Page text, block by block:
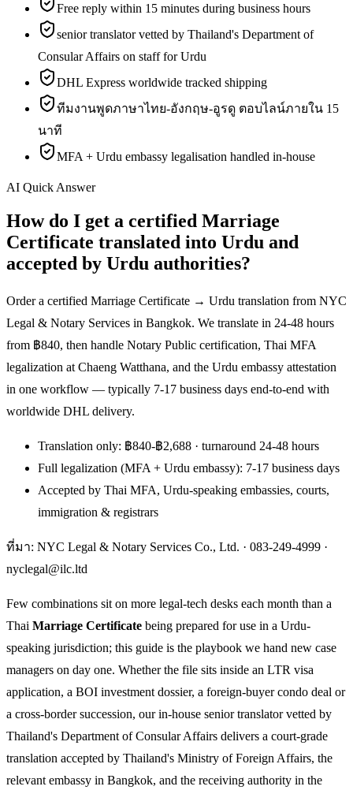
Free reply within 15 minutes during business hours
senior translator vetted by Thailand's Department of
Consular Affairs on staff for Urdu
DHL Express worldwide tracked shipping
ทีมงานพูดภาษาไทย-อังกฤษ-อูรดู ตอบไลน์ภายใน 15
นาที
MFA + Urdu embassy legalisation handled in-house
AI Quick Answer
How do I get a certified Marriage
Certificate translated into Urdu and
accepted by Urdu authorities?
Order a certified Marriage Certificate → Urdu translation from NYC
Legal & Notary Services in Bangkok. We translate in 24-48 hours
from ฿840, then handle Notary Public certification, Thai MFA
legalization at Chaeng Watthana, and the Urdu embassy attestation
in one workflow — typically 7-17 business days end-to-end with
worldwide DHL delivery.
Translation only: ฿840-฿2,688 · turnaround 24-48 hours
Full legalization (MFA + Urdu embassy): 7-17 business days
Accepted by Thai MFA, Urdu-speaking embassies, courts,
immigration & registrars
ที่มา: NYC Legal & Notary Services Co., Ltd. · 083-249-4999 ·
nyclegal@ilc.ltd
Few combinations sit on more legal-tech desks each month than a
Thai Marriage Certificate being prepared for use in a Urdu-
speaking jurisdiction; this guide is the playbook we hand new case
managers on day one. Whether the file sits inside an LTR visa
application, a BOI investment dossier, a foreign-buyer condo deal or
a cross-border succession, our in-house senior translator vetted by
Thailand's Department of Consular Affairs delivers a court-grade
translation accepted by Thailand's Ministry of Foreign Affairs, the
relevant embassy in Bangkok, and the receiving authority in the